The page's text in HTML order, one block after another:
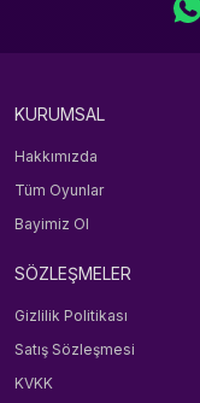
KURUMSAL
Hakkımızda
Tüm Oyunlar
Bayimiz Ol
SÖZLEŞMELER
Gizlilik Politikası
Satış Sözleşmesi
KVKK